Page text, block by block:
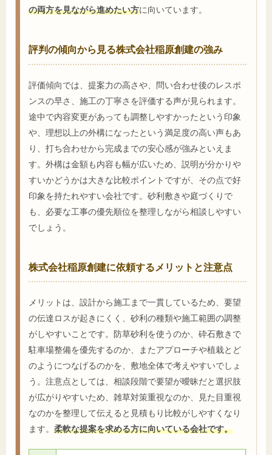
の両方を見ながら進めたい方に向いています。
評判の傾向から見る株式会社稲原創建の強み
評価傾向では、提案力の高さや、問い合わせ後のレスポ
ンスの早さ、施工の丁寧さを評価する声が見られます。
途中で内容変更があっても調整しやすかったという印象
や、理想以上の外構になったという満足度の高い声もあ
り、打ち合わせから完成までの安心感が強みといえま
す。外構は金額も内容も幅が広いため、説明が分かりや
すいかどうかは大きな比較ポイントですが、その点で好
印象を持たれやすい会社です。砂利敷きや庭づくりで
も、必要な工事の優先順位を整理しながら相談しやすい
でしょう。
株式会社稲原創建に依頼するメリットと注意点
メリットは、設計から施工まで一貫しているため、要望
の伝達ロスが起きにくく、砂利の種類や施工範囲の調整
がしやすいことです。防草砂利を使うのか、砕石敷きで
駐車場整備を優先するのか、またアプローチや植栽とど
のようにつなげるのかを、敷地全体で考えやすいでしょ
う。注意点としては、相談段階で要望が曖昧だと選択肢
が広がりやすいため、雑草対策重視なのか、見た目重視
なのかを整理して伝えると見積もり比較がしやすくなり
ます。 柔軟な提案を求める方に向いている会社です。